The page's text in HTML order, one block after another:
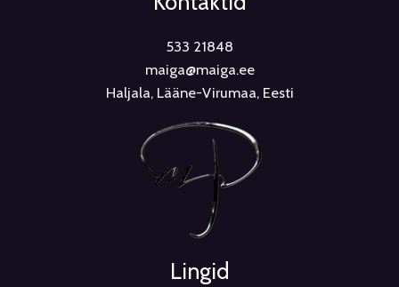
533 21848
maiga@maiga.ee
Haljala, Lääne-Virumaa, Eesti
Lingid